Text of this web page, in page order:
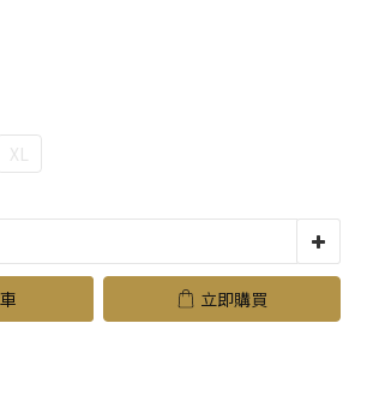
XL
立即購買